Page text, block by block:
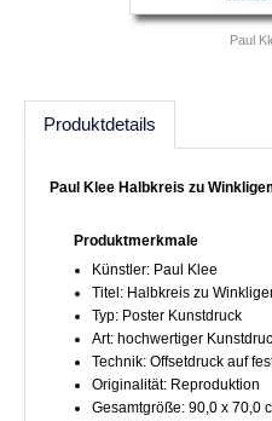
Paul
Produktdetails
Paul Klee Halbkreis zu
Produktmerkmale
Künstler: Paul Klee
Titel: Halbkreis zu
Typ: Poster Kunstdruck
Art: hochwertiger
Technik: Offsetdruck auf
Originalität: Reproduktion
Gesamtgröße: 90,0 x 70,0